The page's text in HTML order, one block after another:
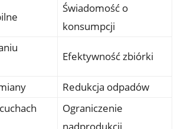
Świadomość o
konsumpcji
Efektywność zbiórki
Redukcja odpadów
Ograniczenie